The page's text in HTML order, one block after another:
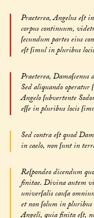
Praeterea, Angelus eſt
corpus continuum,
ſecundum partes eius
eſt ſimul in pluribus
Praeterea,
Sed aliquando
Angelo ſubvertente
eſſe in pluribus locis
Sed contra eſt quod
in caelo, non ſunt in
Reſpondeo dicendum
finitae. Divina autem
univerſalis cauſa
et non ſolum in